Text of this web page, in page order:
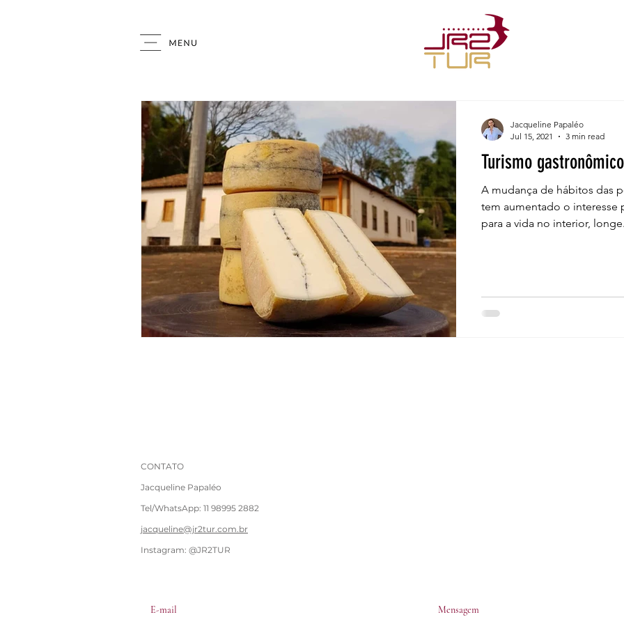
Turismo
A mudança de hábitos das
tem aumentado o interesse
para a vida no interior,
Jacqueline Papaléo
Jul 15, 2021
3 min read
CONTATO
Jacqueline Papaléo
Tel/WhatsApp: 11 98995 2882
jacqueline@jr2tur.com.br
Instagram: @JR2TUR